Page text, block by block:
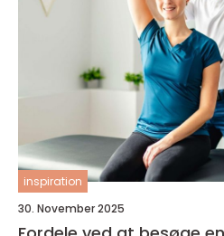
inspiration
30. November 2025